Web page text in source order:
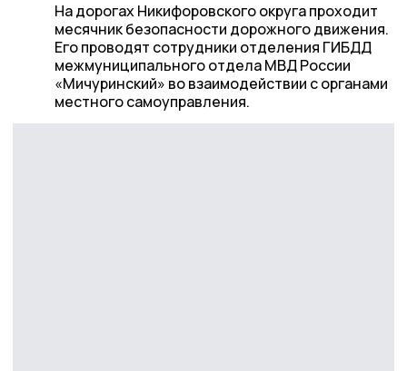
На дорогах Никифоровского округа проходит
месячник безопасности дорожного движения.
Его проводят сотрудники отделения ГИБДД
межмуниципального отдела МВД России
«Мичуринский» во взаимодействии с органами
местного самоуправления.